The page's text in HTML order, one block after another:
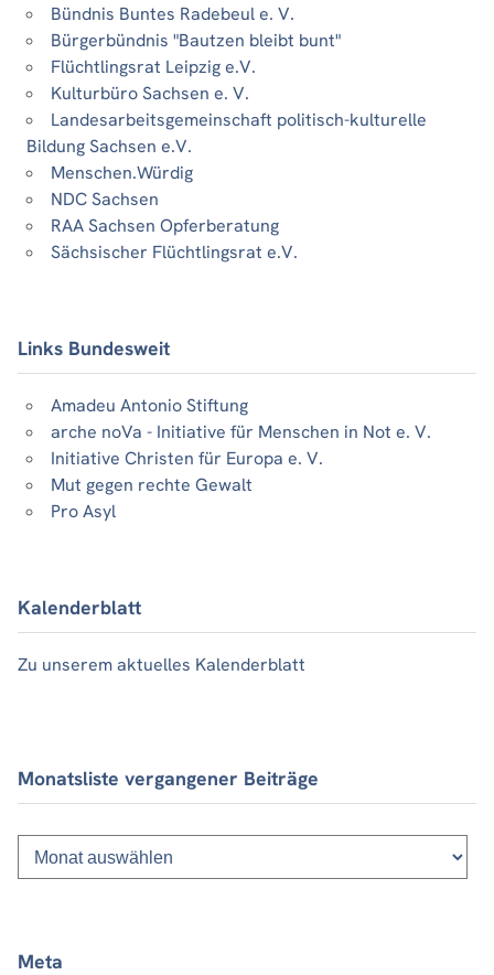
Bündnis Buntes Radebeul e. V.
Bürgerbündnis "Bautzen bleibt bunt"
Flüchtlingsrat Leipzig e.V.
Kulturbüro Sachsen e. V.
Landesarbeitsgemeinschaft politisch-kulturelle
Bildung Sachsen e.V.
Menschen.Würdig
NDC Sachsen
RAA Sachsen Opferberatung
Sächsischer Flüchtlingsrat e.V.
Links Bundesweit
Amadeu Antonio Stiftung
arche noVa - Initiative für Menschen in Not e. V.
Initiative Christen für Europa e. V.
Mut gegen rechte Gewalt
Pro Asyl
Kalenderblatt
Zu unserem aktuelles Kalenderblatt
Monatsliste vergangener Beiträge
Monatsliste
vergangener
Beiträge
Meta